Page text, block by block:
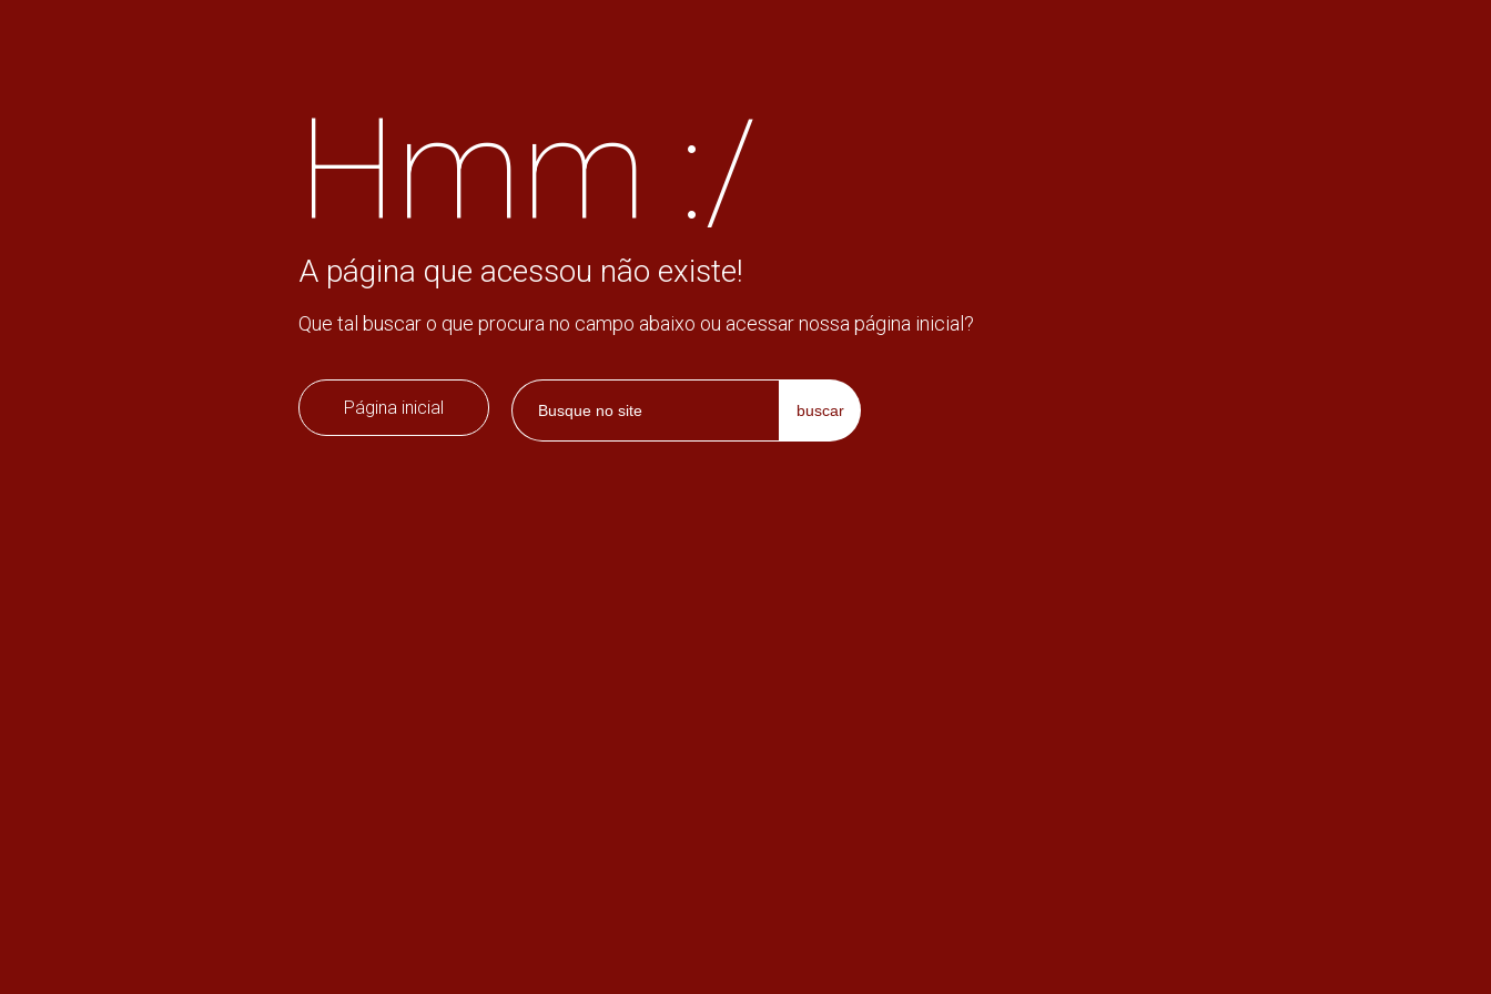
Hmm :/
A página que acessou não existe!
Que tal buscar o que procura no campo abaixo ou acessar nossa página inicial?
Página inicial